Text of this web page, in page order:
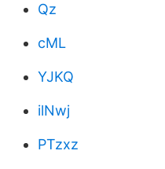
Qz
cML
YJKQ
ilNwj
PTzxz